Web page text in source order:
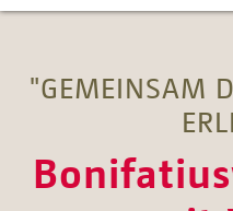
"GEMEINSAM